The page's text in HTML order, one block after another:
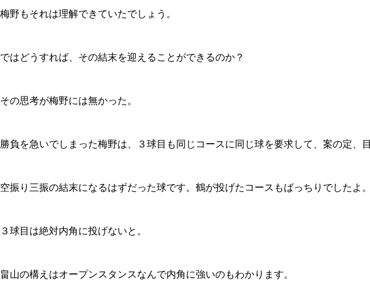
梅野もそれは理解できていたでしょう。
ではどうすれば、その結末を迎えることができるのか？
その思考が梅野には無かった。
勝負を急いでしまった梅野は、３球目も同じコースに同じ球を要求して、案の定
空振り三振の結末になるはずだった球です。鶴が投げたコースもばっちりでしたよ
３球目は絶対内角に投げないと。
畠山の構えはオープンスタンスなんで内角に強いのもわかります。